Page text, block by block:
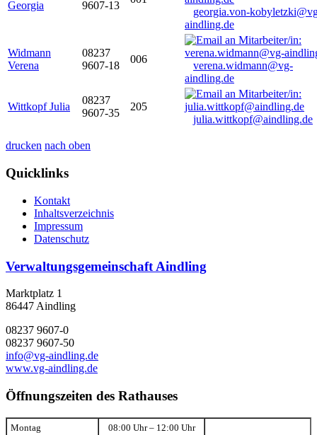
Georgia
9607-13
georgia.von-
aindling.de
Widmann
Verena
08237
9607-18
006
verena.widmann@vg-
aindling.de
Wittkopf Julia
08237
9607-35
205
julia.wittkopf@aindling.de
drucken nach oben
Quicklinks
Kontakt
Inhaltsverzeichnis
Impressum
Datenschutz
Verwaltungsgemeinschaft Aindling
Marktplatz 1
86447 Aindling
08237 9607-0
08237 9607-50
info@vg-aindling.de
www.vg-aindling.de
Öffnungszeiten des Rathauses
Montag 08:00 Uhr – 12:00 Uhr